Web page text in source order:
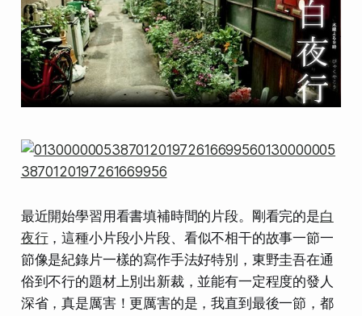
最近開始學習用看書填補時間的片段。剛看完的是白
夜行，這種小片段小片段、看似不相干的故事一節一
節像是紀錄片一樣的寫作手法好特別，東野圭吾在通
俗到不行的題材上別出新裁，並能有一定程度的發人
深省，真是厲害！更厲害的是，我直到最後一節，都